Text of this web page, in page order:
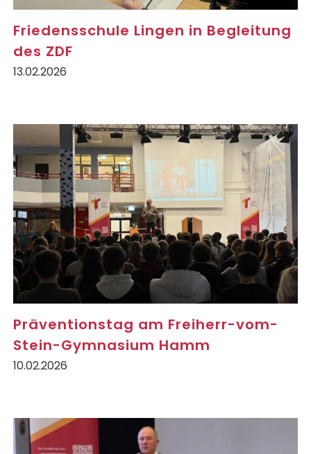
Friedensschule Lingen in Begleitung
des ZDF
13.02.2026
Präventionstag am Freiherr-vom-
Stein-Gymnasium Hamm
10.02.2026